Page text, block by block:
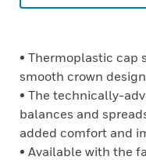
• Thermoplastic cap
smooth crown design
• The technically-
balances and
added comfort and
• Available with the